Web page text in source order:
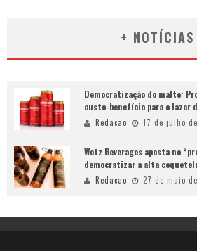
+ NOTÍCIAS
Democratização do malte:
custo-benefício para o lazer
Redacao 17 de julho
Wetz Beverages aposta no
democratizar a alta
Redacao 27 de maio